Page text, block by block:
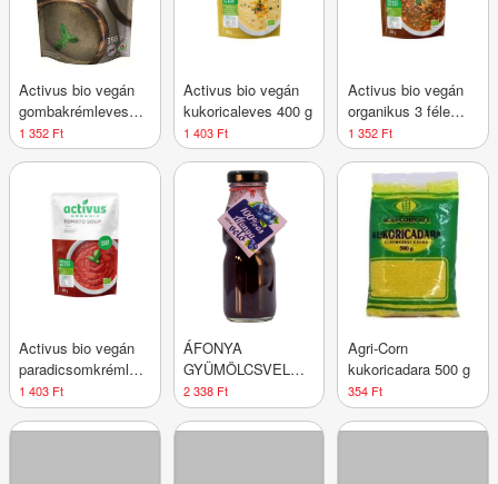
Activus bio vegán
gombakrémleves
400 g
1 352 Ft
Activus bio vegán
kukoricaleves 400 g
1 403 Ft
Activus bio vegán
organikus 3 féle
lencseleves 400 g
1 352 Ft
Activus bio vegán
paradicsomkrémleves
400 g
1 403 Ft
ÁFONYA
GYÜMÖLCSVELŐ
200ML DRS
2 338 Ft
Agri-Corn
kukoricadara 500 g
354 Ft